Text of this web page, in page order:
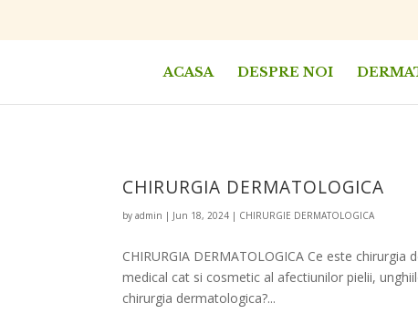
ACASA DESPRE NOI
CHIRURGIA DERMATOLOGICA
byadmin | Jun 18, 2024 | CHIRURGIE DERMATOLOGICA
CHIRURGIA DERMATOLOGICA Ce este
medical cat si cosmetic al afectiunilor pielii,
chirurgia dermatologica?...